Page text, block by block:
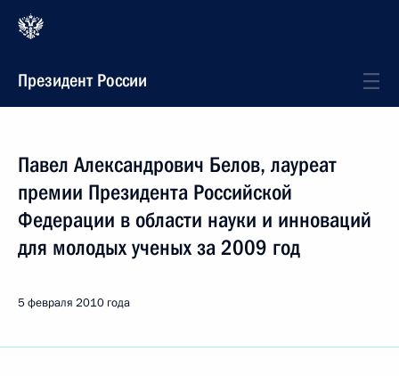
Президент России
Павел Александрович Белов, лауреат
премии Президента Российской
Федерации в области науки и инноваций
для молодых ученых за 2009 год
5 февраля 2010 года